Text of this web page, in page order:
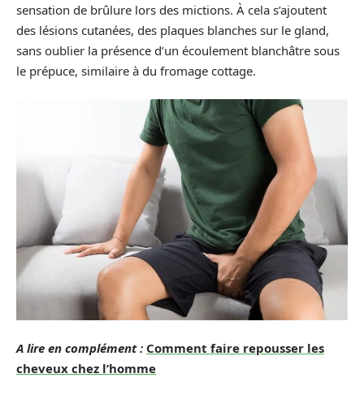
sensation de brûlure lors des mictions. À cela s’ajoutent
des lésions cutanées, des plaques blanches sur le gland,
sans oublier la présence d’un écoulement blanchâtre sous
le prépuce, similaire à du fromage cottage.
A lire en complément : Comment faire repousser les
cheveux chez l’homme